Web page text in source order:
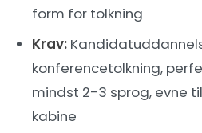
form for tolkning
Krav:
konferencetolkning,
mindst 2-3 sprog, evne
kabine